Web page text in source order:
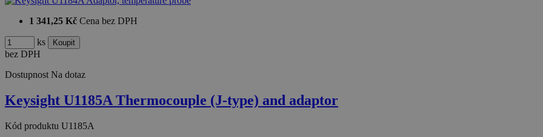
1 341,25 Kč Cena bez DPH
ks
bez DPH
Dostupnost Na dotaz
Keysight U1185A Thermocouple (J-type) and adaptor
Kód produktu U1185A